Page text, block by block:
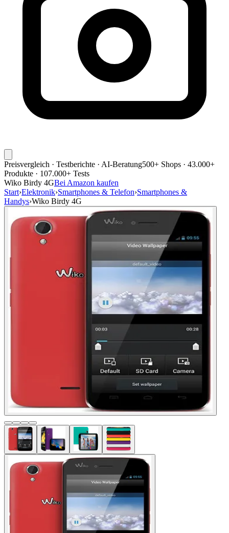
Preisvergleich · Testberichte · AI-Beratung500+ Shops · 43.000+
Produkte · 107.000+ Tests
Wiko Birdy 4GBei Amazon kaufen
Start›Elektronik›Smartphones & Telefon›Smartphones &
Handys›Wiko Birdy 4G